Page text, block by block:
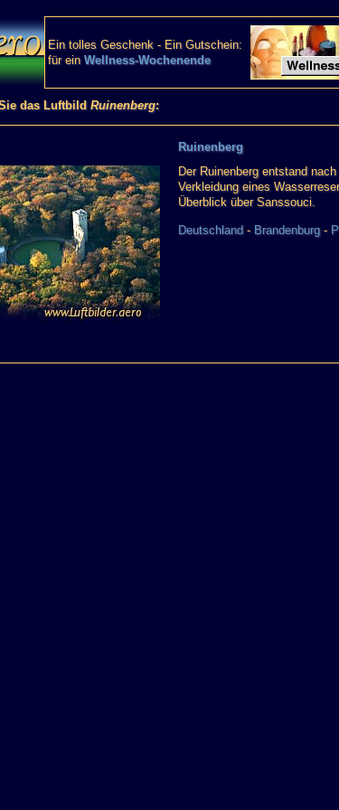
Ein tolles Geschenk - Ein Gutschein:
für ein Wellness-Wochenende
das Luftbild Ruinenberg:
Ruinenberg
Der Ruinenberg entstand
Verkleidung eines
Überblick über Sanssouci.
Deutschland- Brandenburg-